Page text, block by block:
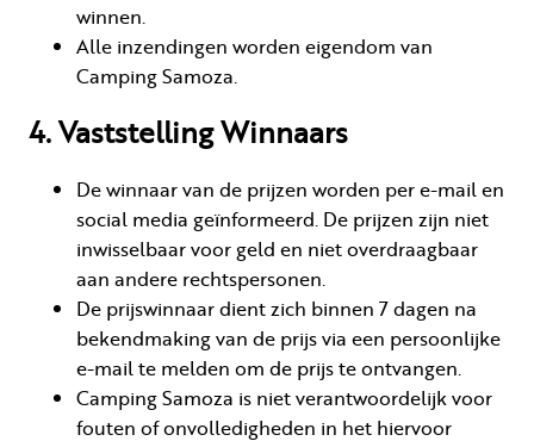
winnen.
Alle inzendingen worden eigendom van
Camping Samoza.
4. Vaststelling Winnaars
De winnaar van de prijzen worden per e-mail en
social media geïnformeerd. De prijzen zijn niet
inwisselbaar voor geld en niet overdraagbaar
aan andere rechtspersonen.
De prijswinnaar dient zich binnen 7 dagen na
bekendmaking van de prijs via een persoonlijke
e-mail te melden om de prijs te ontvangen.
Camping Samoza is niet verantwoordelijk voor
fouten of onvolledigheden in het hiervoor